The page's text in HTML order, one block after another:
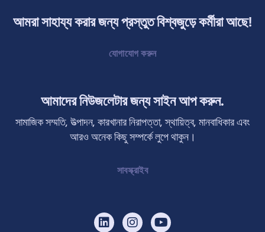
আমরা সাহায্য করার জন্য প্রস্তুত বিশ্বজুড়ে কর্মীরা আছে!
যোগাযোগ করুন
আমাদের নিউজলেটার জন্য সাইন আপ করুন.
সামাজিক সম্মতি, উত্পাদন, কারখানার নিরাপত্তা, স্থায়িত্ব, মানবাধিকার এবং
আরও অনেক কিছু সম্পর্কে লুপে থাকুন।
সাবস্ক্রাইব